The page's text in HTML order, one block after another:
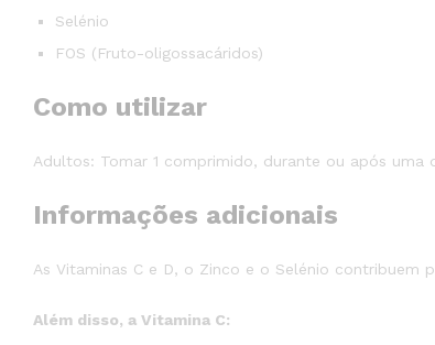
Selénio
FOS (Fruto-oligossacáridos)
Como utilizar
Adultos: Tomar 1 comprimido, durante ou após uma
Informações adicionais
As Vitaminas C e D, o Zinco e o Selénio
Além disso, a Vitamina C: